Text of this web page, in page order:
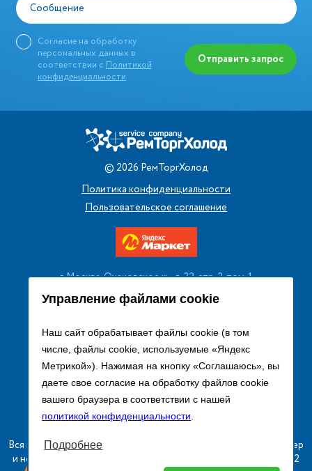
Управление файлами cookie
Наш сайт обрабатывает файлы cookie (в том
числе, файлы cookie, используемые «Яндекс
Метрикой»). Нажимая на кнопку «Соглашаюсь», вы
даете свое согласие на обработку файлов cookie
вашего браузера в соответствии с нашей
политикой конфиденциальности.
Подробнее
Сообщение
Согласие на обработку
персональных данных в
соответствии с Политикой
конфиденциальности
Отправить запрос
© 2026 РемТоргХолод
Политика конфиденциальности
Пользовательское соглашение
г. Москва, Очаковское ш., д. 32, стр. 2, пом. 1
+7 (495) 256 08 13
Заказать звонок
sales@remtorgholod.ru
Разработка и продвижение сайта
Вся информация на сайте о товарах носит справочный характер
и не является публичной офертой в соответствии с пунктом 2